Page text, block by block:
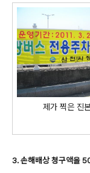
제가 찍은 진
3. 손해배상 청구액을